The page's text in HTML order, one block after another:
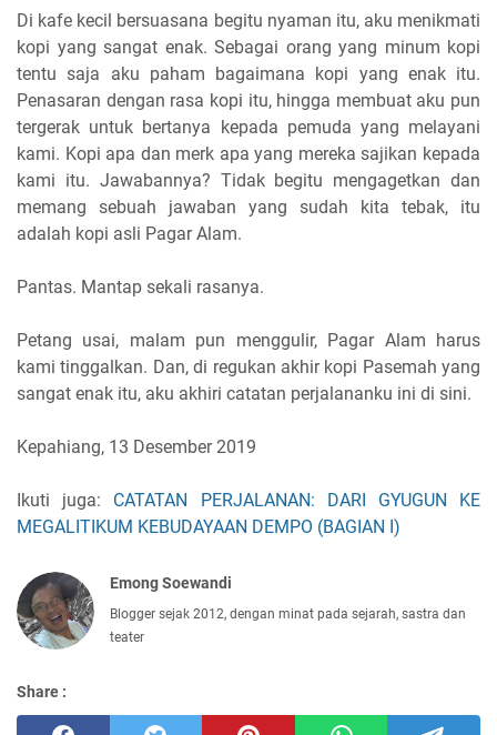
Di kafe kecil bersuasana begitu nyaman itu, aku menikmati
kopi yang sangat enak. Sebagai orang yang minum kopi
tentu saja aku paham bagaimana kopi yang enak itu.
Penasaran dengan rasa kopi itu, hingga membuat aku pun
tergerak untuk bertanya kepada pemuda yang melayani
kami. Kopi apa dan merk apa yang mereka sajikan kepada
kami itu. Jawabannya? Tidak begitu mengagetkan dan
memang sebuah jawaban yang sudah kita tebak, itu
adalah kopi asli Pagar Alam.
Pantas. Mantap sekali rasanya.
Petang usai, malam pun menggulir, Pagar Alam harus
kami tinggalkan. Dan, di regukan akhir kopi Pasemah yang
sangat enak itu, aku akhiri catatan perjalananku ini di sini.
Kepahiang, 13 Desember 2019
Ikuti juga: CATATAN PERJALANAN: DARI GYUGUN KE
MEGALITIKUM KEBUDAYAAN DEMPO (BAGIAN I)
Emong Soewandi
Blogger sejak 2012, dengan minat pada sejarah, sastra dan
teater
Share :